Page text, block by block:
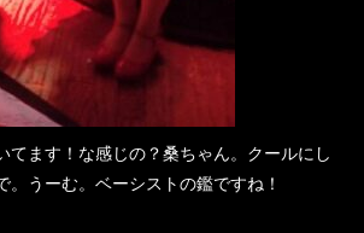
てます！な感じの？桑ちゃん。クールにし
。うーむ。ベーシストの鑑ですね！